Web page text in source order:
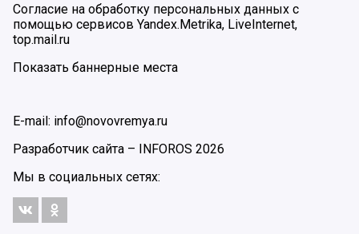
Согласие на обработку персональных данных с
помощью сервисов Yandex.Metrika, LiveInternet,
top.mail.ru
Показать баннерные места
E-mail: info@novovremya.ru
Разработчик сайта – INFOROS 2026
Мы в социальных сетях: